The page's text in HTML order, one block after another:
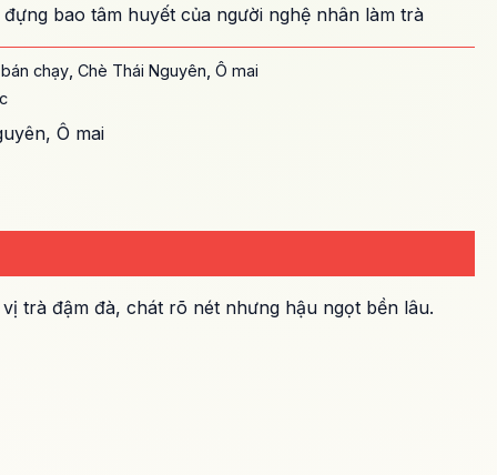
bao tâm huyết của người nghệ nhân làm trà
bán chạy ,Chè Thái Nguyên ,Ô mai
,Ô mai
trà đậm đà, chát rõ nét nhưng hậu ngọt bền lâu.